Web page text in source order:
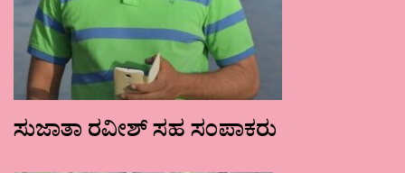
ಸುಜಾತಾ ರವೀಶ್ ಸಹ ಸಂಪಾಕರು